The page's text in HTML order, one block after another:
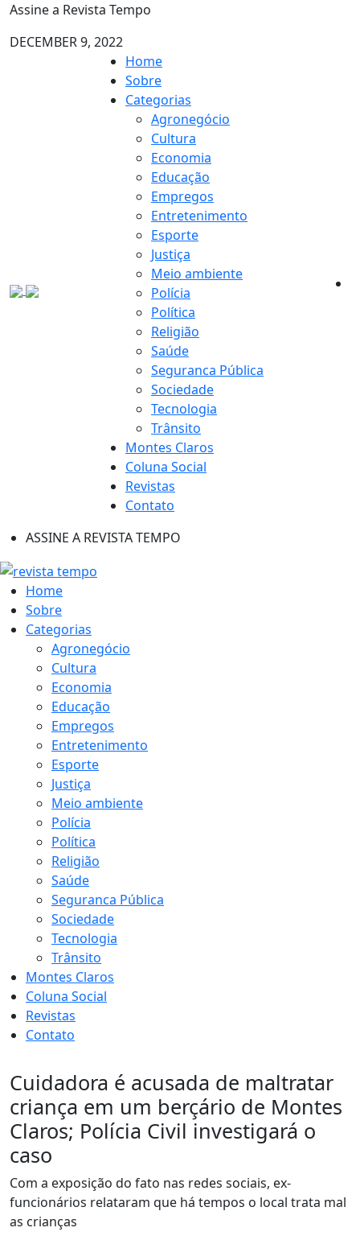
Assine a Revista Tempo
DECEMBER 9, 2022
Home
Sobre
Categorias
Agronegócio
Cultura
Economia
Educação
Empregos
Entretenimento
Esporte
Justiça
Meio ambiente
Polícia
Política
Religião
Saúde
Seguranca Pública
Sociedade
Tecnologia
Trânsito
Montes Claros
Coluna Social
Revistas
Contato
ASSINE A REVISTA TEMPO
Home
Sobre
Categorias
Agronegócio
Cultura
Economia
Educação
Empregos
Entretenimento
Esporte
Justiça
Meio ambiente
Polícia
Política
Religião
Saúde
Seguranca Pública
Sociedade
Tecnologia
Trânsito
Montes Claros
Coluna Social
Revistas
Contato
Cuidadora é acusada de maltratar
criança em um berçário de Montes
Claros; Polícia Civil investigará o
caso
Com a exposição do fato nas redes sociais, ex-
funcionários relataram que há tempos o local trata mal
as crianças